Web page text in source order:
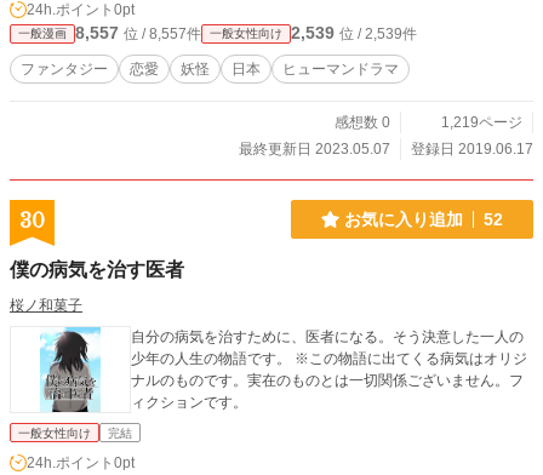
24h.ポイント 0pt
一般漫画 8,557 位 / 8,557件 一般女性向け 2,539 位 / 2,539件
ファンタジー 恋愛 妖怪 日本 ヒューマンドラマ
感想数 0
1,219ページ
最終更新日 2023.05.07
登録日 2019.06.17
30 お気に入り追加 52
僕の病気を治す医者
桜ノ和菓子
自分の病気を治すために、医者になる。そう決意した一人の
少年の人生の物語です。 ※この物語に出てくる病気はオリジ
ナルのものです。実在のものとは一切関係ございません。フ
ィクションです。
一般女性向け 完結
24h.ポイント 0pt